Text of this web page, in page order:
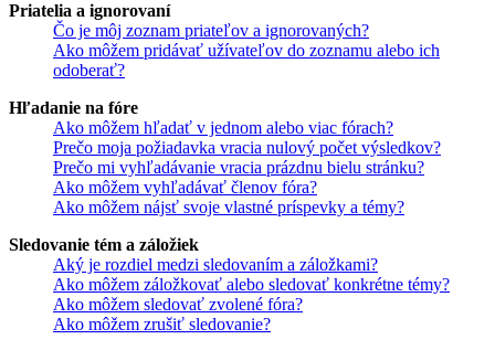
Priatelia a ignorovaní
Čo je môj zoznam priateľov a ignorovaných?
Ako môžem pridávať užívateľov do zoznamu alebo ich
odoberať?
Hľadanie na fóre
Ako môžem hľadať v jednom alebo viac fórach?
Prečo moja požiadavka vracia nulový počet výsledkov?
Prečo mi vyhľadávanie vracia prázdnu bielu stránku?
Ako môžem vyhľadávať členov fóra?
Ako môžem nájsť svoje vlastné príspevky a témy?
Sledovanie tém a záložiek
Aký je rozdiel medzi sledovaním a záložkami?
Ako môžem záložkovať alebo sledovať konkrétne témy?
Ako môžem sledovať zvolené fóra?
Ako môžem zrušiť sledovanie?